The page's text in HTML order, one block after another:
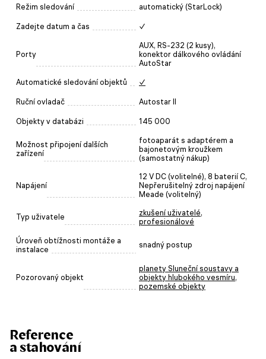
Režim sledování automatický (StarLock)
Zadejte datum a čas ✓
Porty
AUX, RS-232 (2 kusy),
konektor dálkového ovládání
AutoStar
Automatické sledování objektů ✓
Ruční ovladač Autostar II
Objekty v databázi 145 000
Možnost připojení dalších
zařízení
fotoaparát s adaptérem a
bajonetovým kroužkem
(samostatný nákup)
Napájení
12 V DC (volitelné), 8 baterií C,
Nepřerušitelný zdroj napájení
Meade (volitelný)
Typ uživatele zkušení uživatelé,
profesionálové
Úroveň obtížnosti montáže a
instalace
snadný postup
Pozorovaný objekt
planety Sluneční soustavy a
objekty hlubokého vesmíru,
pozemské objekty
Reference
a stahování